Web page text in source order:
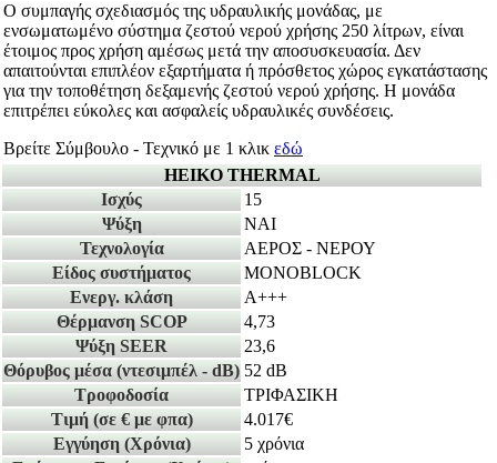
Ο συμπαγής σχεδιασμός της υδραυλικής μονάδας, με
ενσωματωμένο σύστημα ζεστού νερού χρήσης 250 λίτρων, είναι
έτοιμος προς χρήση αμέσως μετά την αποσυσκευασία. Δεν
απαιτούνται επιπλέον εξαρτήματα ή πρόσθετος χώρος εγκατάστασης
για την τοποθέτηση δεξαμενής ζεστού νερού χρήσης. Η μονάδα
επιτρέπει εύκολες και ασφαλείς υδραυλικές συνδέσεις.
Βρείτε Σύμβουλο - Τεχνικό με 1 κλικ εδώ
HEIKO THERMAL
Ισχύς
15
Ψύξη
ΝΑΙ
Τεχνολογία
ΑΕΡΟΣ - ΝΕΡΟΥ
Είδος συστήματος
MONOBLOCK
Ενεργ. κλάση
A+++
Θέρμανση SCOP
4,73
Ψύξη SEER
23,6
Θόρυβος μέσα (ντεσιμπέλ - dB) 52 dB
Τροφοδοσία
ΤΡΙΦΑΣΙΚΗ
Τιμή (σε € με φπα)
4.017€
Εγγύηση (Χρόνια)
5 χρόνια